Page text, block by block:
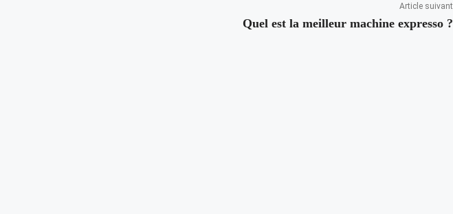
Article suivant
Quel est la meilleur machine expresso ?